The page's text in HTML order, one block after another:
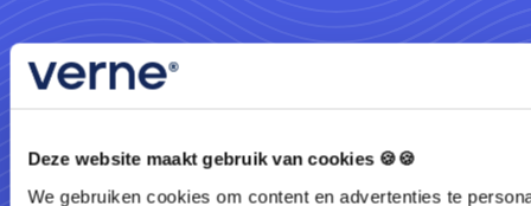
Deze website maakt gebruik van cookies 🍪🍪
We gebruiken cookies om content en advertenties te
Start vrijblijvend een kosteloze 30-dagen trial​.